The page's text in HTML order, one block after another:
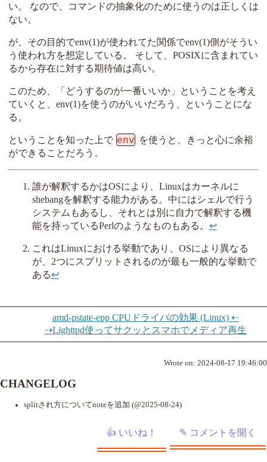
い。 なので、コマンドの抽象化のために使うのは正しくは
ない。
が、その目的でenv(1)が使われてた関係でenv(1)側がそうい
う使われ方を想定している。 そして、POSIXに含まれてい
るから存在に対する期待値は高い。
このため、「どうするのが一番いいか」ということを考え
ていくと、env(1)を使うのがいいだろう、ということにな
る。
ということを知った上で env を使うと、きっと心に余裕
ができることだろう。
誰が解釈するかはOSにより、Linuxはカーネルに
shebangを解釈する能力がある。中にはシェルで行う
システムもあるし、それとは別に自力で解釈する機
能を持っているPerlのようなものもある。 ↩︎
これはLinuxにおける挙動であり、OSにより異なる
が、2つにスプリットされるのが最も一般的な挙動で
ある↩︎
amd-pstate-epp CPUドライバの効果 (Linux) ⇠
⇢Lighttpd使ってサクッとスマホでメディア再生
Wrote on: 2024-08-17 19:46:00
CHANGELOG
splitされ方についてnoteを追加 (@2025-08-24)